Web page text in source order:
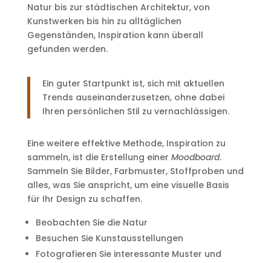
Natur bis zur städtischen Architektur, von
Kunstwerken bis hin zu alltäglichen
Gegenständen, Inspiration kann überall
gefunden werden.
Ein guter Startpunkt ist, sich mit aktuellen
Trends auseinanderzusetzen, ohne dabei
Ihren persönlichen Stil zu vernachlässigen.
Eine weitere effektive Methode, Inspiration zu
sammeln, ist die Erstellung einer Moodboard.
Sammeln Sie Bilder, Farbmuster, Stoffproben und
alles, was Sie anspricht, um eine visuelle Basis
für Ihr Design zu schaffen.
Beobachten Sie die Natur
Besuchen Sie Kunstausstellungen
Fotografieren Sie interessante Muster und